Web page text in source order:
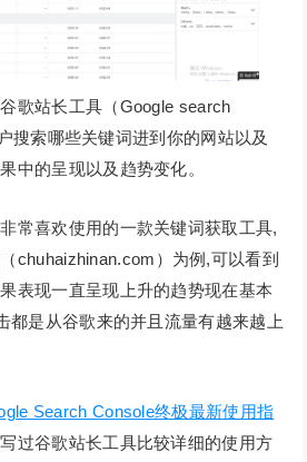
歌站长工具（Google search
搜索哪些关键词进到你的网站以及
中的呈现以及趋势变化。
常喜欢使用的一款关键词获取工具,
chuhaizhinan.com）为例,可以看到
表现一直呈现上升的趋势现在基本
都是从谷歌来的并且流量有越来越上
Search Console终极最新使用指
过谷歌站长工具比较详细的使用方